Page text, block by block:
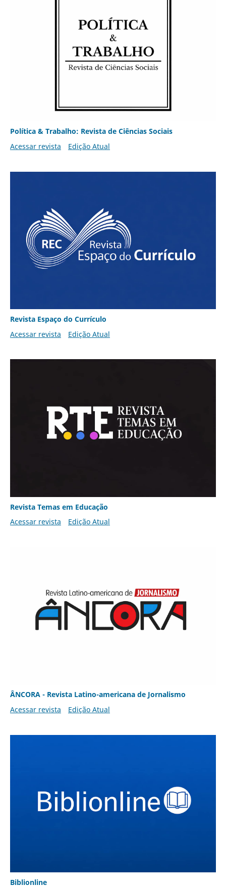
Política & Trabalho: Revista de Ciências Sociais
Acessar revista
Edição Atual
Revista Espaço do Currículo
Acessar revista
Edição Atual
Revista Temas em Educação
Acessar revista
Edição Atual
ÂNCORA - Revista Latino-americana de Jornalismo
Acessar revista
Edição Atual
Biblionline